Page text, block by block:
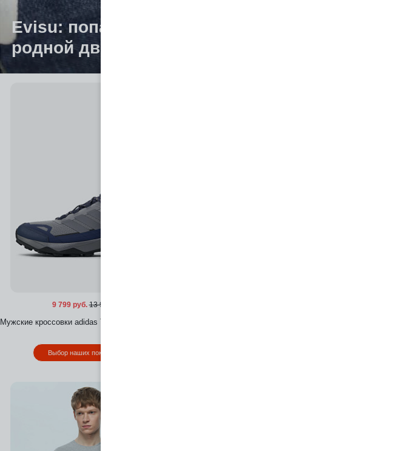
Evisu: попасть в Японию, не покидая
родной двор
9 799 руб. 13 999 руб.
Мужские кроссовки adidas Terrex Skychaser AX5
Выбор наших покупателей
Добавить в избранное